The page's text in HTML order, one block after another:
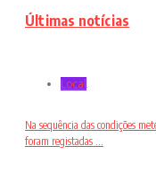
Últimas notícias
Local
Na sequência das condições
foram registadas ...